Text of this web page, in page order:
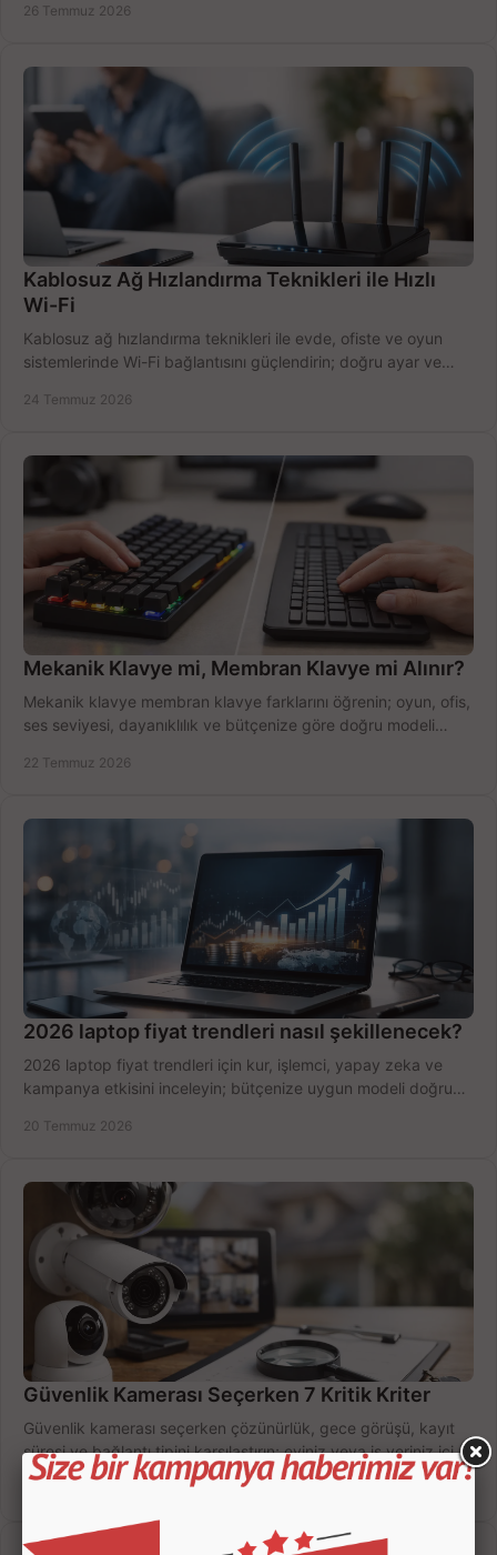
26 Temmuz 2026
Kablosuz Ağ Hızlandırma Teknikleri ile Hızlı
Wi-Fi
Kablosuz ağ hızlandırma teknikleri ile evde, ofiste ve oyun
sistemlerinde Wi-Fi bağlantısını güçlendirin; doğru ayar ve
24 Temmuz 2026
Mekanik Klavye mi, Membran Klavye mi Alınır?
Mekanik klavye membran klavye farklarını öğrenin; oyun, ofis,
ses seviyesi, dayanıklılık ve bütçenize göre doğru modeli
22 Temmuz 2026
2026 laptop fiyat trendleri nasıl şekillenecek?
2026 laptop fiyat trendleri için kur, işlemci, yapay zeka ve
kampanya etkisini inceleyin; bütçenize uygun modeli doğru
20 Temmuz 2026
Güvenlik Kamerası Seçerken 7 Kritik Kriter
Güvenlik kamerası seçerken çözünürlük, gece görüşü, kayıt
süresi ve bağlantı tipini karşılaştırın; eviniz veya iş yeriniz için
doğru sistemi hemen seçin.